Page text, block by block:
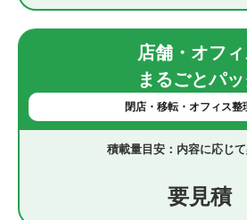
店舗・オフィ
まるごとパッ
閉店・移転・オフィス整
内容に応じ
要見積